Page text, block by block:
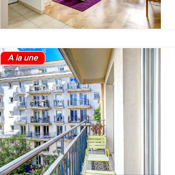
A la une